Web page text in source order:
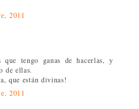
2011
tengo ganas de hacerlas, y
de ellas.
que están divinas!
2011